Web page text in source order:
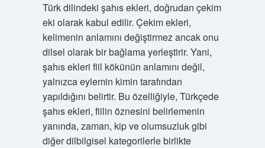
Türk dilindeki şahıs ekleri, doğrudan çekim
eki olarak kabul edilir. Çekim ekleri,
kelimenin anlamını değiştirmez ancak onu
dilsel olarak bir bağlama yerleştirir. Yani,
şahıs ekleri fiil kökünün anlamını değil,
yalnızca eylemin kimin tarafından
yapıldığını belirtir. Bu özelliğiyle, Türkçede
şahıs ekleri, fiilin öznesini belirlemenin
yanında, zaman, kip ve olumsuzluk gibi
diğer dilbilgisel kategorilerle birlikte